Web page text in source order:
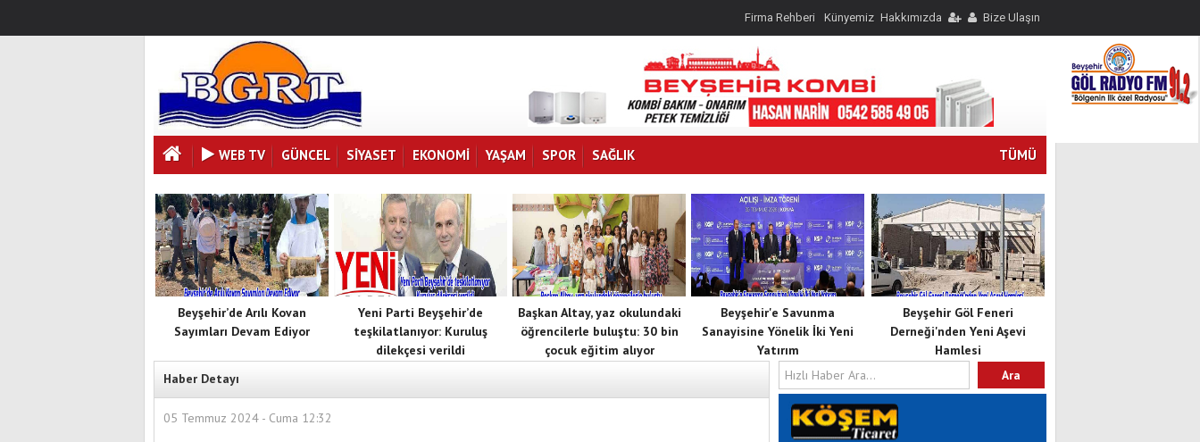
Firma Rehberi Künyemiz Hakkımızda Bize Ulaşın
WEB TV GÜNCEL SIYASET EKONOMI YAŞAM SPOR SAĞLIK TÜMÜ
Beyşehir’de Arılı Kovan
Sayımları Devam Ediyor
Yeni Parti Beyşehir’de
teşkilatlanıyor: Kuruluş
dilekçesi verildi
Başkan Altay, yaz okulundaki
öğrencilerle buluştu: 30 bin
çocuk eğitim alıyor
Beyşehir Göl Feneri
Derneği'nden Yeni Aşevi
Hamlesi
Beyşehir'e Savunma
Sanayisine Yönelik İki Yeni
Yatırım
Haber Detayı
05 Temmuz 2024 - Cuma 12:32